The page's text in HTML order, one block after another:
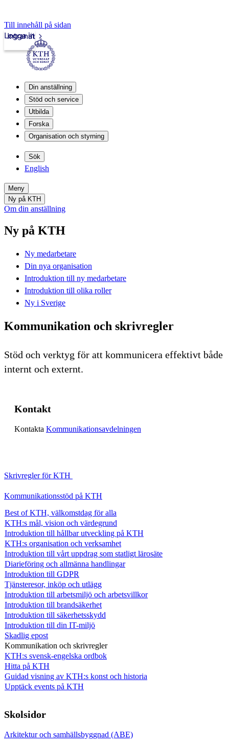
Till innehåll på sidan
Intranät
Logga in
Din anställning
Stöd och service
Utbilda
Forska
Organisation och styrning
Sök
English
Meny
Ny på KTH
Om din anställning
Ny på KTH
Ny medarbetare
Din nya organisation
Introduktion till ny medarbetare
Introduktion till olika roller
Ny i Sverige
Kommunikation och skrivregler
Stöd och verktyg för att kommunicera effektivt både
internt och externt.
Kontakt
Kontakta Kommunikationsavdelningen
Skrivregler för KTH
Kommunikationsstöd på KTH
Best of KTH, välkomstdag för alla
KTH:s mål, vision och värdegrund
Introduktion till hållbar utveckling på KTH
KTH:s organisation och verksamhet
Introduktion till vårt uppdrag som statligt lärosäte
Diarieföring och allmänna handlingar
Introduktion till GDPR
Tjänsteresor, inköp och utlägg
Introduktion till arbetsmiljö och arbetsvillkor
Introduktion till brandsäkerhet
Introduktion till säkerhetsskydd
Introduktion till din IT-miljö
Skadlig epost
Kommunikation och skrivregler
KTH:s svensk-engelska ordbok
Hitta på KTH
Guidad visning av KTH:s konst och historia
Upptäck events på KTH
Skolsidor
Arkitektur och samhällsbyggnad (ABE)